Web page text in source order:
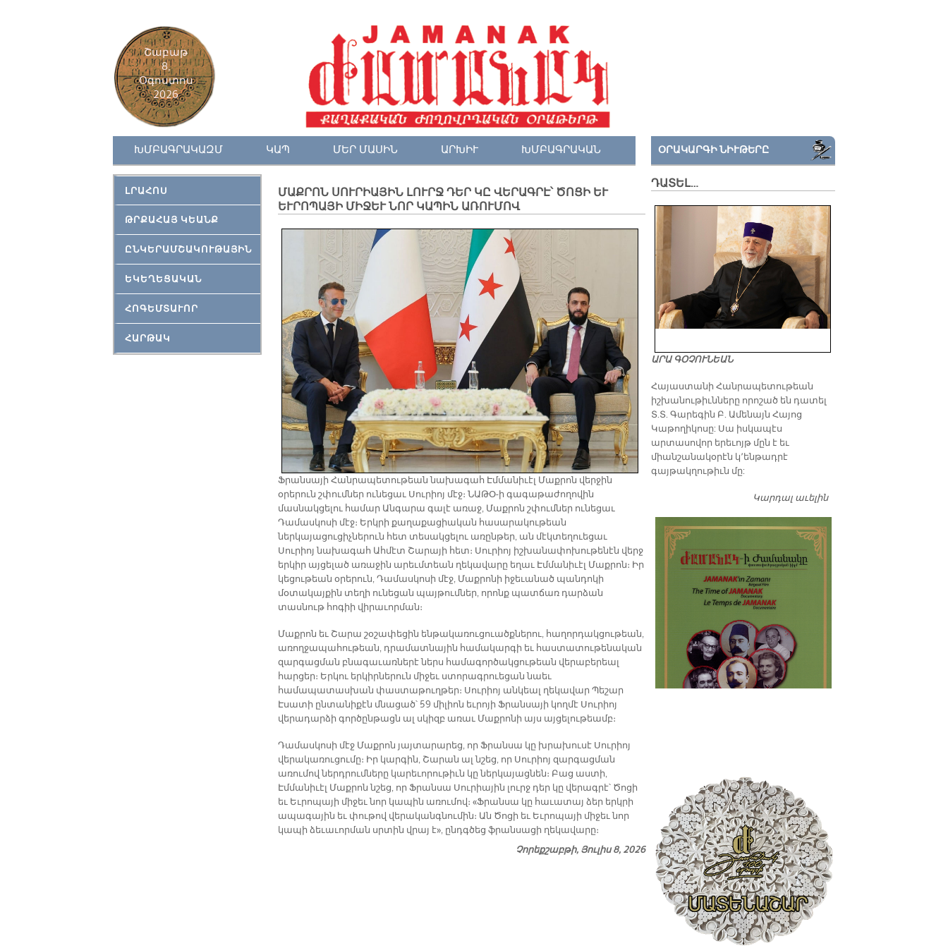
Շաբաթ
8,
Օգոստոս
2026
ԽՄԲԱԳՐԱԿԱԶՄ ԿԱՊ ՄԵՐ ՄԱՍԻՆ ԱՐԽԻՒ ԽՄԲԱԳՐԱԿԱՆ
ԼՐԱՀՈՍ
ԹՐՔԱՀԱՅ ԿԵԱՆՔ
ԸՆԿԵՐԱՄՇԱԿՈՒԹԱՅԻՆ
ԵԿԵՂԵՑԱԿԱՆ
ՀՈԳԵՄՏԱՒՈՐ
ՀԱՐԹԱԿ
ՄԱՔՐՈՆ ՍՈՒՐԻԱՅԻՆ ԼՈՒՐՋ ԴԵՐ ԿԸ ՎԵՐԱԳՐԷ՝ ԾՈՑԻ ԵՒ
ԵՒՐՈՊԱՅԻ ՄԻՋԵՒ ՆՈՐ ԿԱՊԻՆ ԱՌՈՒՄՈՎ
Ֆրանսայի Հանրապետութեան նախագահ Էմմանիւէլ Մաքրոն վերջին
օրերուն շփումներ ունեցաւ Սուրիոյ մէջ։ ՆԱԹՕ-ի գագաթաժողովին
մասնակցելու համար Անգարա գալէ առաջ, Մաքրոն շփումներ ունեցաւ
Դամասկոսի մէջ։ Երկրի քաղաքացիական հասարակութեան
ներկայացուցիչներուն հետ տեսակցելու առընթեր, ան մէկտեղուեցաւ
Սուրիոյ նախագահ Ահմէտ Շարայի հետ։ Սուրիոյ իշխանափոխութենէն վերջ
երկիր այցելած առաջին արեւմտեան ղեկավարը եղաւ Էմմանիւէլ Մաքրոն։ Իր
կեցութեան օրերուն, Դամասկոսի մէջ, Մաքրոնի իջեւանած պանդոկի
մօտակայքին տեղի ունեցան պայթումներ, որոնք պատճառ դարձան
տասնութ հոգիի վիրաւորման։
Մաքրոն եւ Շարա շօշափեցին ենթակառուցուածքներու, հաղորդակցութեան,
առողջապահութեան, դրամատնային համակարգի եւ հաստատութենական
զարգացման բնագաւառներէ ներս համագործակցութեան վերաբերեալ
հարցեր։ Երկու երկիրներուն միջեւ ստորագրուեցան նաեւ
համապատասխան փաստաթուղթեր։ Սուրիոյ անկեալ ղեկավար Պեշար
Էսատի ընտանիքէն մնացած՝ 59 միլիոն եւրոյի Ֆրանսայի կողմէ Սուրիոյ
վերադարձի գործընթացն ալ սկիզբ առաւ Մաքրոնի այս այցելութեամբ։
Դամասկոսի մէջ Մաքրոն յայտարարեց, որ Ֆրանսա կը խրախուսէ Սուրիոյ
վերակառուցումը։ Իր կարգին, Շարան ալ նշեց, որ Սուրիոյ զարգացման
առումով ներդրումները կարեւորութիւն կը ներկայացնեն։ Բաց աստի,
Էմմանիւէլ Մաքրոն նշեց, որ Ֆրանսա Սուրիային լուրջ դեր կը վերագրէ՝ Ծոցի
եւ Եւրոպայի միջեւ նոր կապին առումով։ «Ֆրանսա կը հաւատայ ձեր երկրի
ապագային եւ փութով վերականգնումին։ Ան Ծոցի եւ Եւրոպայի միջեւ նոր
կապի ձեւաւորման սրտին վրայ է», ընդգծեց ֆրանսացի ղեկավարը։
Չորեքշաբթի, Յուլիս 8, 2026
ՕՐԱԿԱՐԳԻ ՆԻՒԹԵՐԸ
ԴԱՏԵԼ…
ԱՐԱ ԳՕՉՈՒՆԵԱՆ
​Հայաստանի Հանրապետութեան
իշխանութիւնները որոշած են դատել
Տ.Տ. Գարեգին Բ. Ամենայն Հայոց
Կաթողիկոսը: Սա իսկապէս
արտասովոր երեւոյթ մըն է եւ
միանշանակօրէն կ՚ենթադրէ
գայթակղութիւն մը:
Կարդալ աւելինԴատել…